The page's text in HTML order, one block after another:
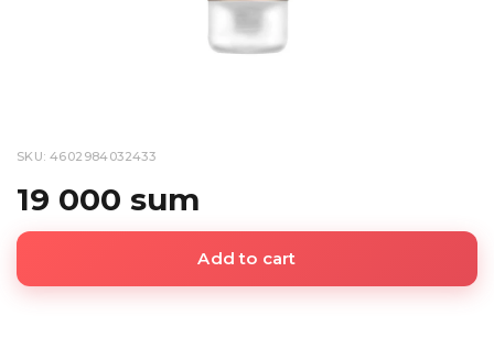
SKU: 4602984032433
19 000 sum
Add to cart